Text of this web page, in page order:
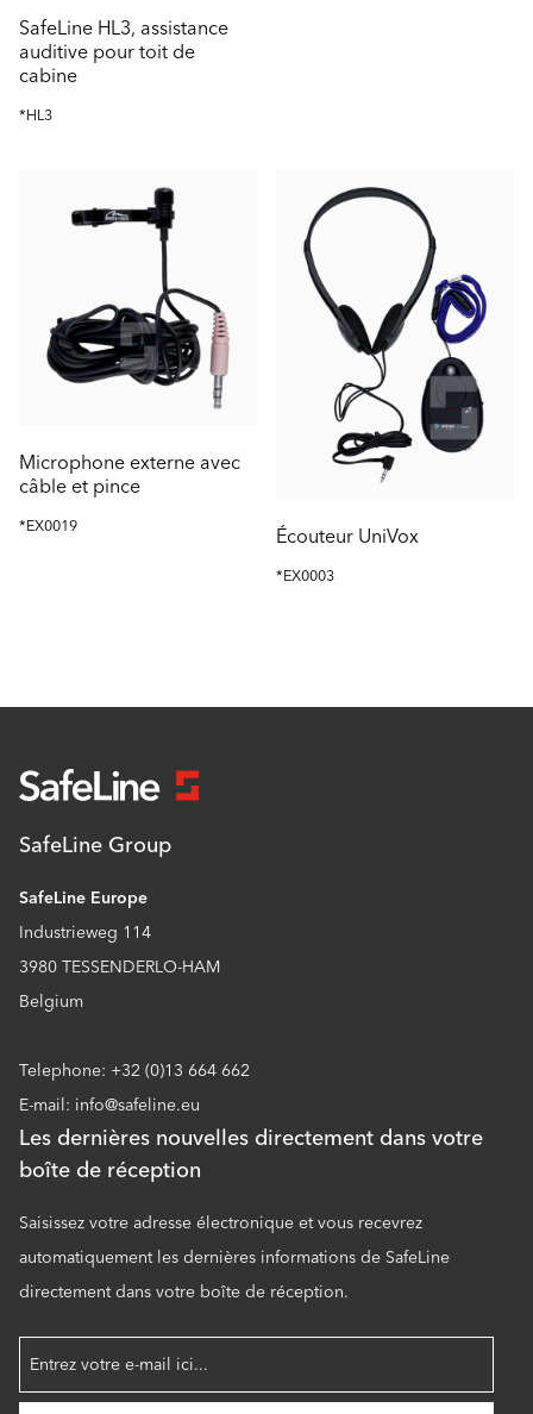
SafeLine HL3, assistance
auditive pour toit de
cabine
*HL3
Microphone externe avec
câble et pince
*EX0019 Écouteur UniVox
*EX0003
SafeLine Group
SafeLine Europe
Industrieweg 114
3980 TESSENDERLO-HAM
Belgium
Telephone: +32 (0)13 664 662
E-mail: info@safeline.eu
Les dernières nouvelles directement dans votre
boîte de réception
Saisissez votre adresse électronique et vous recevrez
automatiquement les dernières informations de SafeLine
directement dans votre boîte de réception.